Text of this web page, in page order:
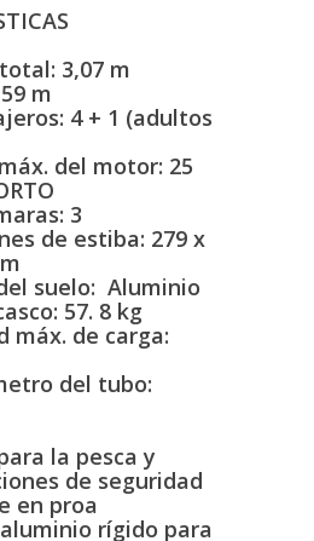
3,07 m
m
4 + 1 (adultos
del motor: 25
3
de estiba: 279 x
suelo: Aluminio
57. 8 kg
máx. de carga:
del tubo:
la pesca y
de seguridad
en proa
rígido para